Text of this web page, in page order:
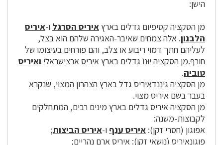
הישן:
מן הסקציה קסיפיום גדלים בארץ איריס הסרגל ו-איריס
הלבנון. אלה צמחים שאיבר-האגירה שלהם הוא בצל,
לעליהם חתך דמוי ריבוע או צלב, והם פורחים בעיצומו של
חורף.מן הסקציה יוּנוֹ גדלים בארץ איריס ארצישראלי ואיריס
טוביה.
מן הסקציה גִינַנְדְאִירִיס גדל בארץ הצהרון המצוי, שנקרא
בעבר בשם איריס מצוי.
מן הסקציה איריס גדלים בארץ מינים רבים, המתחלקים
לקבוצות-משנה:
אפוגון (חסרי זקן): איריס ענף ו-איריס הביצות;
פוגונאיריס (נושאי זקן): איריס ארם נהריים;